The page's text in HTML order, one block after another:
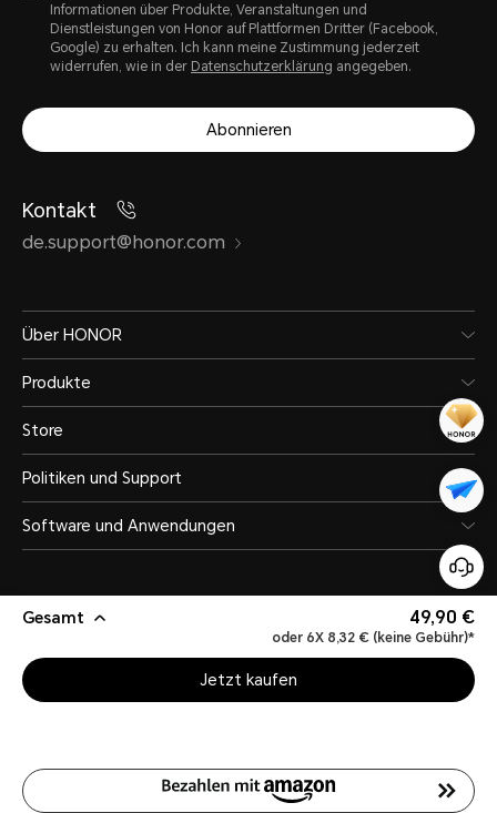
Gesamt 49,90 €
oder 6X 8,32 € (keine Gebühr)*
Jetzt kaufen
Informationen über Produkte, Veranstaltungen und
Dienstleistungen von Honor auf Plattformen Dritter (Facebook,
Google) zu erhalten. Ich kann meine Zustimmung jederzeit
widerrufen, wie in der Datenschutzerklärung angegeben.
Abonnieren
Kontakt
de.support@honor.com
Über HONOR
Produkte
Store
Politiken und Support
Software und Anwendungen
Copyright ©HONOR 2017-2026. Alle Rechte Vorbehalten.